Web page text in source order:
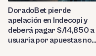
DoradoBet pierde
apelación en Indecopi y
deberá pagar S/14,850 a
usuaria por apuestas no